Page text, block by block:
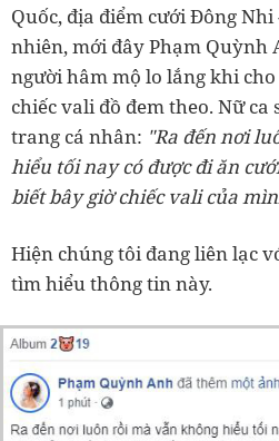
Quốc, địa điểm cưới Đông Nhi
nhiên, mới đây Phạm Quỳnh
người hâm mộ lo lắng khi
chiếc vali đồ đem theo. Nữ
trang cá nhân: "Ra đến nơi
hiểu tối nay có được đi ăn
biết bây giờ chiếc vali của
Hiện chúng tôi đang liên lạc
tìm hiểu thông tin này.